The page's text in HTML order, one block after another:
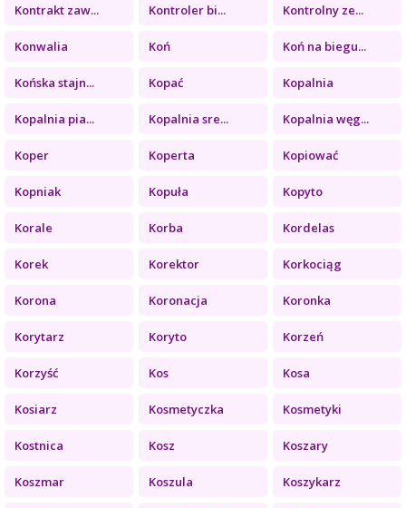
Kontrakt zaw... Kontroler bi... Kontrolny ze...
Konwalia Koń Koń na biegu...
Końska stajn... Kopać Kopalnia
Kopalnia pia... Kopalnia sre... Kopalnia węg...
Koper Koperta Kopiować
Kopniak Kopuła Kopyto
Korale Korba Kordelas
Korek Korektor Korkociąg
Korona Koronacja Koronka
Korytarz Koryto Korzeń
Korzyść Kos Kosa
Kosiarz Kosmetyczka Kosmetyki
Kostnica Kosz Koszary
Koszmar Koszula Koszykarz